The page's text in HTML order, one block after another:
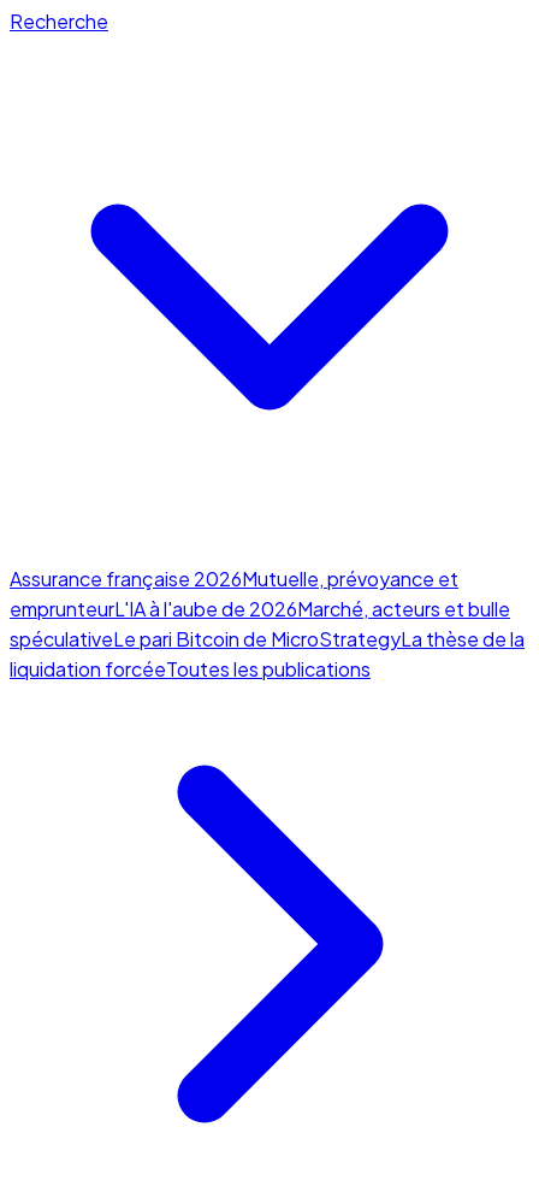
Recherche
Assurance française 2026Mutuelle, prévoyance et
emprunteurL'IA à l'aube de 2026Marché, acteurs et bulle
spéculativeLe pari Bitcoin de MicroStrategyLa thèse de la
liquidation forcéeToutes les publications